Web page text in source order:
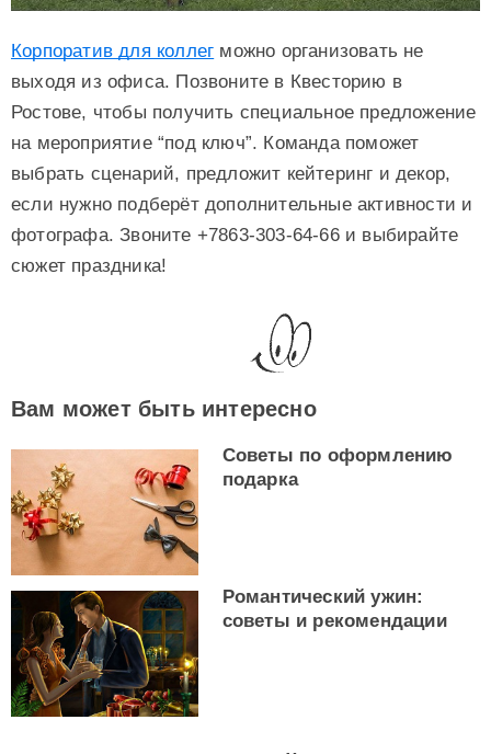
Корпоратив для коллег можно организовать не
выходя из офиса. Позвоните в Квесторию в
Ростове, чтобы получить специальное предложение
на мероприятие “под ключ”. Команда поможет
выбрать сценарий, предложит кейтеринг и декор,
если нужно подберёт дополнительные активности и
фотографа. Звоните +7863-303-64-66 и выбирайте
сюжет праздника!
Вам может быть интересно
Советы по оформлению
подарка
Романтический ужин:
советы и рекомендации